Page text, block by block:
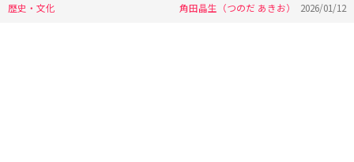
歴史・文化 角田晶生（つのだ あきお） 2026/01/12